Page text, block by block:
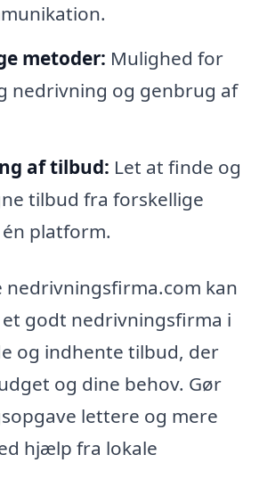
metoder: Mulighed for
nedrivning og genbrug af
af tilbud: Let at finde og
tilbud fra forskellige
platform.
nedrivningsfirma.com kan
godt nedrivningsfirma i
og indhente tilbud, der
og dine behov. Gør
lettere og mere
hjælp fra lokale